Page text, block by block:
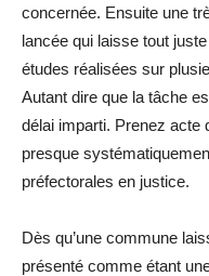
concernée. Ensuite une
lancée qui laisse tout
études réalisées sur
Autant dire que la tâche
délai imparti. Prenez acte
presque
préfectorales en justice.
Dès qu’une commune
présenté comme étant